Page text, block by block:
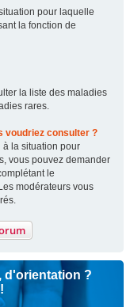
pour laquelle
la fonction de
la liste des maladies
rares.
voudriez consulter ?
la situation pour
vous pouvez demander
le
modérateurs vous
d'orientation ?